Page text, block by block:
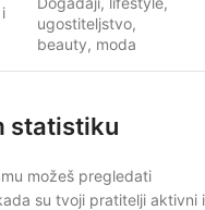
ugostiteljstvo,
beauty, moda
statistiku
možeš pregledati
su tvoji pratitelji aktivni i